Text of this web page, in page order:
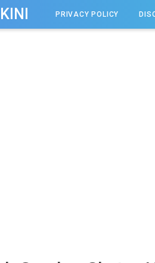
PRIVACY POLICY